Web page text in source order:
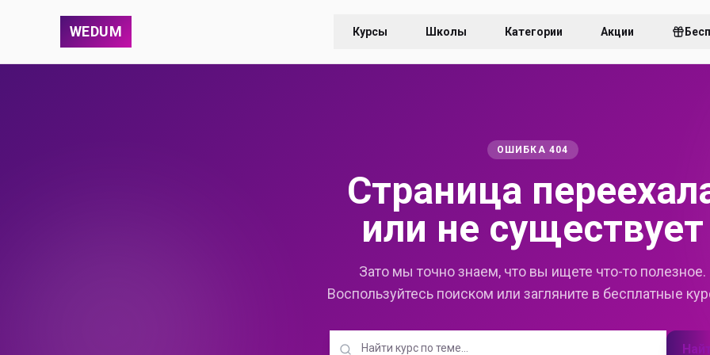
WEDUM Курсы Школы Категории Акции
ОШИБКА 404
Страница
или не существует
Зато мы точно знаем, что вы ищете что-то полезное.
Воспользуйтесь поиском или загляните в бесплатные